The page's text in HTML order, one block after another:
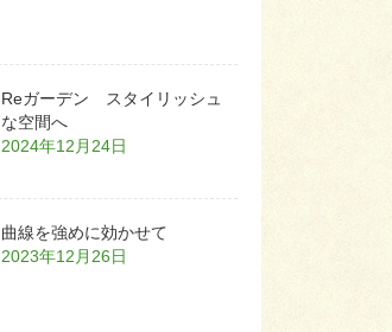
Reガーデン スタイリッシュ
な空間へ
2024年12月24日
曲線を強めに効かせて
2023年12月26日